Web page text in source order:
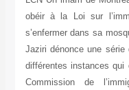
obéir à la Loi sur
s’enfermer dans sa
Jaziri dénonce une
différentes instances
Commission de